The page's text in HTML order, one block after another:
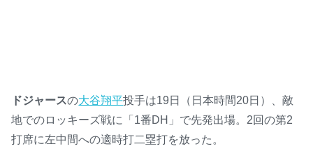
ドジャースの大谷翔平投手は19日（日本時間20日）、敵
地でのロッキーズ戦に「1番DH」で先発出場。2回の第2
打席に左中間への適時打二塁打を放った。